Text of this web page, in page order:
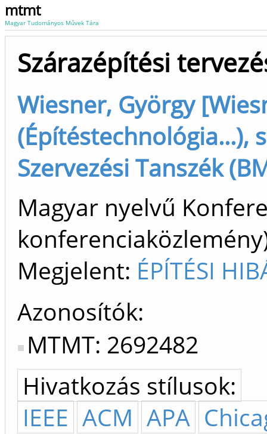
mtmt
Magyar Tudományos Művek Tára
Szárazépítési
Wiesner, György
(Építéstechnológia...),
Szervezési Tanszék
Magyar nyelvű
Megjelent: ÉPÍTÉSI
Azonosítók
MTMT: 2692482
Hivatkozás stílusok:
IEEE ACM APA